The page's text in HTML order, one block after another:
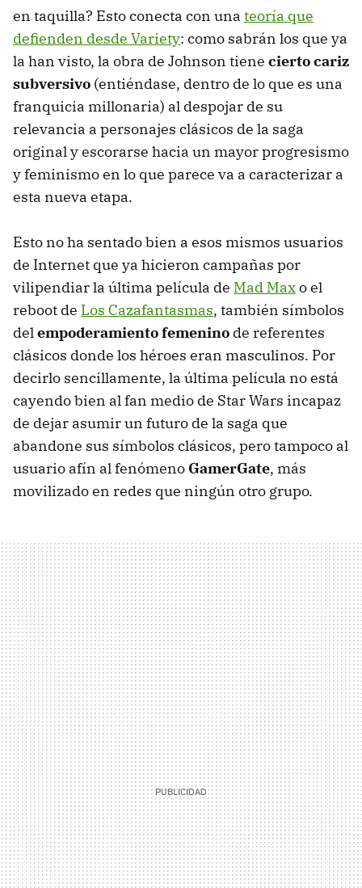
en taquilla? Esto conecta con una teoría que
defienden desde Variety: como sabrán los que ya
la han visto, la obra de Johnson tiene cierto cariz
subversivo (entiéndase, dentro de lo que es una
franquicia millonaria) al despojar de su
relevancia a personajes clásicos de la saga
original y escorarse hacia un mayor progresismo
y feminismo en lo que parece va a caracterizar a
esta nueva etapa.
Esto no ha sentado bien a esos mismos usuarios
de Internet que ya hicieron campañas por
vilipendiar la última película de Mad Maxo el
reboot de Los Cazafantasmas, también símbolos
delempoderamiento femenino de referentes
clásicos donde los héroes eran masculinos. Por
decirlo sencillamente, la última película no está
cayendo bien al fan medio de Star Wars incapaz
de dejar asumir un futuro de la saga que
abandone sus símbolos clásicos, pero tampoco al
usuario afín al fenómeno GamerGate, más
movilizado en redes que ningún otro grupo.